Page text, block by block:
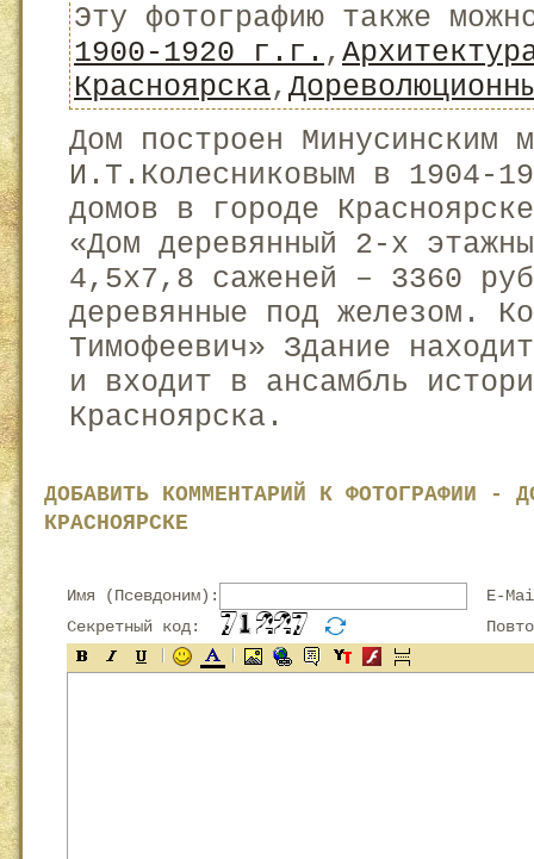
Эту фотографию также
1900-1920 г.г. ,
Красноярска,
Дом построен Минусинским
И.Т.Колесниковым в 1904-
домов в городе
«Дом деревянный 2-х
4,5х7,8 саженей – 3360
деревянные под железом.
Тимофеевич» Здание
и входит в ансамбль
Красноярска.
ДОБАВИТЬ КОММЕНТАРИЙ К ФОТОГРАФИИ -
КРАСНОЯРСКЕ
Имя (Псевдоним):
E-
Секретный код: